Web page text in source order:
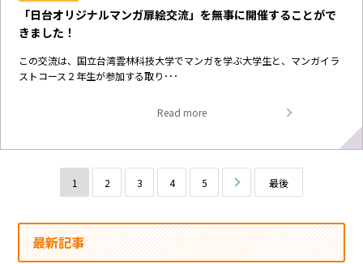
「日台オリジナルマンガ扉絵交流」を無事に開催することがで
きました！
この交流は、国立台湾雲林科技大学でマンガを学ぶ大学生と、マンガイラ
ストコース２年生が参加する取り･･･
Read more
1 2 3 4 5 次へ 最後
最新記事